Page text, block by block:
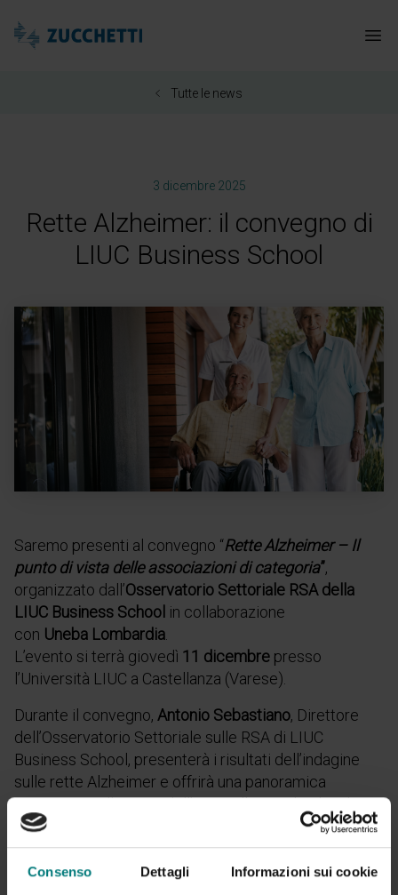
Consenso Dettagli Informazioni sui cookie
Zucchetti Healthcare
Tutte le news
3 dicembre 2025
Rette Alzheimer: il convegno di
LIUC Business School
Saremo presenti al convegno “Rette Alzheimer – Il
punto di vista delle associazioni di categoria”,
organizzato dall’Osservatorio Settoriale RSA della
LIUC Business School in collaborazione
con Uneba Lombardia
L’evento si terrà giovedì 11 dicembre presso
l’Università LIUC a Castellanza (Varese).
Durante il convegno, Antonio Sebastiano, Direttore
dell’Osservatorio Settoriale sulle RSA di LIUC
Business School, presenterà i risultati dell’indagine
sulle rette Alzheimer e offrirà una panoramica
aggiornata sullo stato dell’arte nelle RSA lombarde.
di Uneba Lombardia, approfondirà l’evoluzione
normativa e giurisprudenziale riguardante le rette di